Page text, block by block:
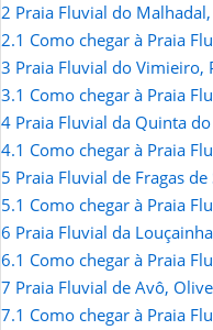
2 Praia Fluvial do
2.1 Como chegar à Praia
3 Praia Fluvial do Vimieiro,
3.1 Como chegar à Praia
4 Praia Fluvial da Quinta
4.1 Como chegar à Praia
5 Praia Fluvial de Fragas
5.1 Como chegar à Praia
6 Praia Fluvial da
6.1 Como chegar à Praia
7 Praia Fluvial de Avô,
7.1 Como chegar à Praia